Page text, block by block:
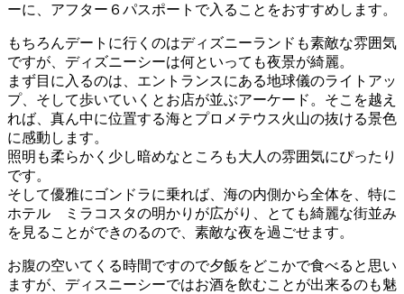
ーに、アフター６パスポートで入ることをおすすめします。
もちろんデートに行くのはディズニーランドも素敵な雰囲気
ですが、ディズニーシーは何といっても夜景が綺麗。
まず目に入るのは、エントランスにある地球儀のライトアッ
プ、そして歩いていくとお店が並ぶアーケード。そこを越え
れば、真ん中に位置する海とプロメテウス火山の抜ける景色
に感動します。
照明も柔らかく少し暗めなところも大人の雰囲気にぴったり
です。
そして優雅にゴンドラに乗れば、海の内側から全体を、特に
ホテル ミラコスタの明かりが広がり、とても綺麗な街並み
を見ることができのるので、素敵な夜を過ごせます。
お腹の空いてくる時間ですので夕飯をどこかで食べると思い
ますが、ディスニーシーではお酒を飲むことが出来るのも魅